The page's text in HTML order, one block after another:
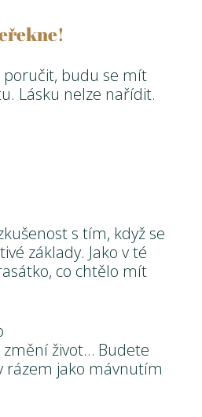
poručit, budu se mít
Lásku nelze nařídit.
s tím, když se
základy. Jako v té
co chtělo mít
život… Budete
rázem jako mávnutím